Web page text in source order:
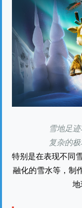
雪地足
复杂的
特别是在表现不同
融化的雪水等，制
地